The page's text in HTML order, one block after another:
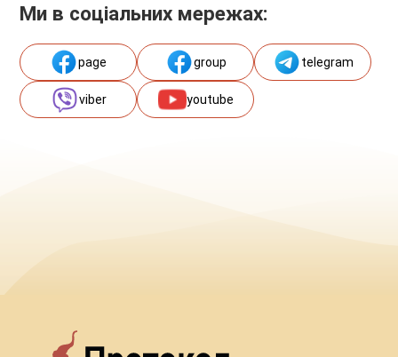
Ми в соціальних мережах:
page group telegram
viber youtube